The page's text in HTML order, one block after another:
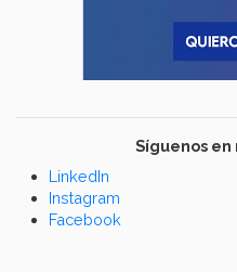
Síguenos
LinkedIn
Instagram
Facebook